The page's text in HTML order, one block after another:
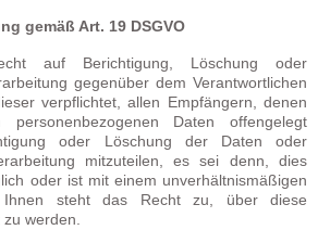
gemäß Art. 19 DSGVO
auf Berichtigung, Löschung oder
gegenüber dem Verantwortlichen
verpflichtet, allen Empfängern, denen
Daten offengelegt
oder Löschung der Daten oder
mitzuteilen, es sei denn, dies
oder ist mit einem unverhältnismäßigen
Ihnen steht das Recht zu, über diese
werden.